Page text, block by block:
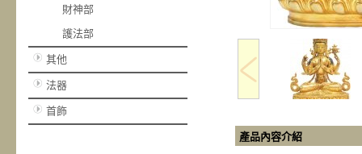
財神部
護法部
其他
法器
首飾
產品內容介紹